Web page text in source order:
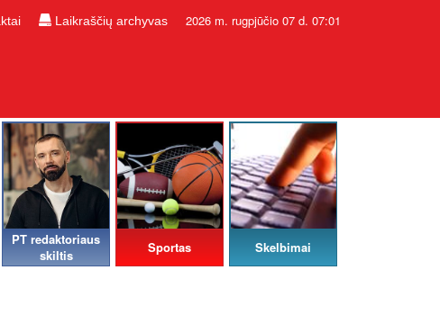
Laikraščių archyvas 2026 m. rugpjūčio 07 d. 07:01
PT redaktoriaus
skiltis
Sportas Skelbimai